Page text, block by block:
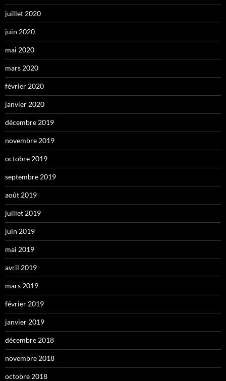
juillet 2020
juin 2020
mai 2020
mars 2020
février 2020
janvier 2020
décembre 2019
novembre 2019
octobre 2019
septembre 2019
août 2019
juillet 2019
juin 2019
mai 2019
avril 2019
mars 2019
février 2019
janvier 2019
décembre 2018
novembre 2018
octobre 2018